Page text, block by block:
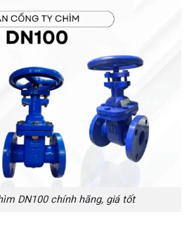
DN100 chính hãng, giá tốt